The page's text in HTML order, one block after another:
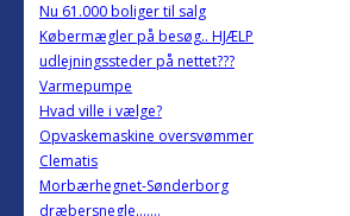
Nu 61.000 boliger til salg
Købermægler på besøg.. HJÆLP
udlejningssteder på nettet???
Varmepumpe
Hvad ville i vælge?
Opvaskemaskine oversvømmer
Clematis
Morbærhegnet-Sønderborg
dræbersnegle.......